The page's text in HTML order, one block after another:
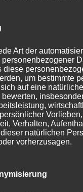
Nobis verbindet in
Tiefgang mit
zertifizierter Coach
Holosomatic
Klienten dabei, alte
zu
Körper und Seele
Art der
diese
um bestimmte
auf eine
bewerten,
Verhalten,
natürlichen
vorherzusagen.